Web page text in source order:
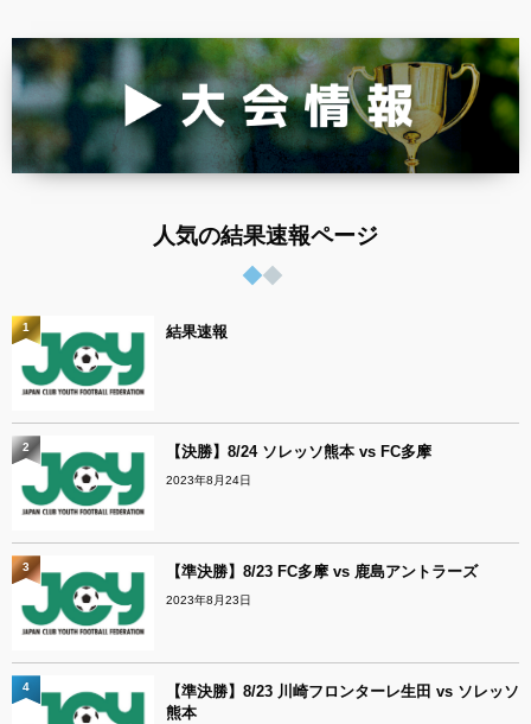
人気の結果速報ページ
結果速報
1
【決勝】8/24 ソレッソ熊本 vs FC多摩
2023年8月24日
2
【準決勝】8/23 FC多摩 vs 鹿島アントラーズ
2023年8月23日
3
【準決勝】8/23 川崎フロンターレ生田 vs ソレッソ
熊本
4